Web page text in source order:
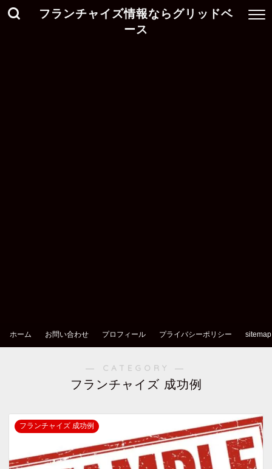
フランチャイズ情報ならグリッドベ
ース
ホーム お問い合わせ プロフィール プライバシーポリシー sitemap
― CATEGORY ―
フランチャイズ 成功例
フランチャイズ 成功例